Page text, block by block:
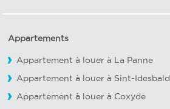
Appartements
Appartement à louer à La Panne
Appartement à louer à Sint-Idesbald
Appartement à louer à Coxyde